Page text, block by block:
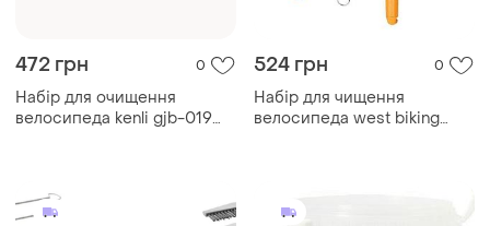
472 грн 0
Набір для очищення
велосипеда kenli gjb-019
524 грн 0
Набір для чищення
велосипеда west biking